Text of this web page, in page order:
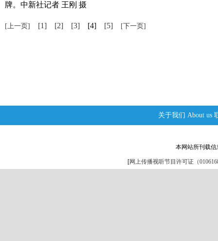
牌。中新社记者 王刚 摄
[上一页] [1] [2] [3] [4] [5] [下一页]
关于我们 About us
本网站所刊载
[网上传播视听节目许可证（